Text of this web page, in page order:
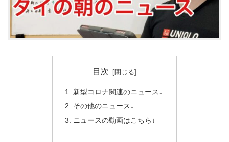
目次
新型コロナ関連のニュース↓
その他のニュース↓
ニュースの動画はこちら↓